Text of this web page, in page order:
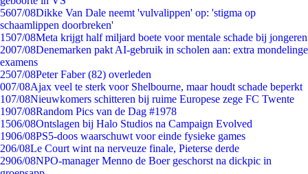
5607/08Dikke Van Dale neemt 'vulvalippen' op: 'stigma op
schaamlippen doorbreken'
1507/08Meta krijgt half miljard boete voor mentale schade bij jongeren
2007/08Denemarken pakt AI-gebruik in scholen aan: extra mondelinge
examens
2507/08Peter Faber (82) overleden
007/08Ajax veel te sterk voor Shelbourne, maar houdt schade beperkt
107/08Nieuwkomers schitteren bij ruime Europese zege FC Twente
1907/08Random Pics van de Dag #1978
1506/08Ontslagen bij Halo Studios na Campaign Evolved
1906/08PS5-doos waarschuwt voor einde fysieke games
206/08Le Court wint na nerveuze finale, Pieterse derde
2906/08NPO-manager Menno de Boer geschorst na dickpic in